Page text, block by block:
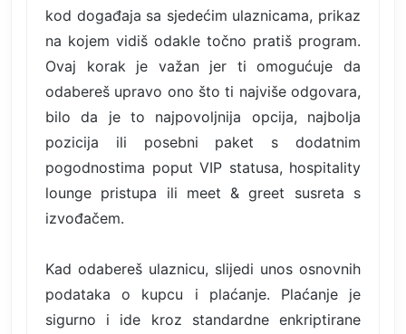
kod događaja sa sjedećim ulaznicama, prikaz
na kojem vidiš odakle točno pratiš program.
Ovaj korak je važan jer ti omogućuje da
odabereš upravo ono što ti najviše odgovara,
bilo da je to najpovoljnija opcija, najbolja
pozicija ili posebni paket s dodatnim
pogodnostima poput VIP statusa, hospitality
lounge pristupa ili meet & greet susreta s
izvođačem.
Kad odabereš ulaznicu, slijedi unos osnovnih
podataka o kupcu i plaćanje. Plaćanje je
sigurno i ide kroz standardne enkriptirane